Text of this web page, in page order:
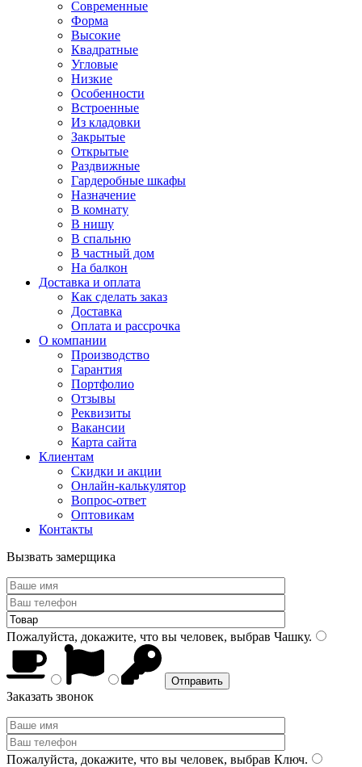
Современные
Форма
Высокие
Квадратные
Угловые
Низкие
Особенности
Встроенные
Из кладовки
Закрытые
Открытые
Раздвижные
Гардеробные шкафы
Назначение
В комнату
В нишу
В спальню
В частный дом
На балкон
Доставка и оплата
Как сделать заказ
Доставка
Оплата и рассрочка
О компании
Производство
Гарантия
Портфолио
Отзывы
Реквизиты
Вакансии
Карта сайта
Клиентам
Скидки и акции
Онлайн-калькулятор
Вопрос-ответ
Оптовикам
Контакты
Вызвать замерщика
Пожалуйста, докажите, что вы человек, выбрав Чашку.
Заказать звонок
Пожалуйста, докажите, что вы человек, выбрав Ключ.